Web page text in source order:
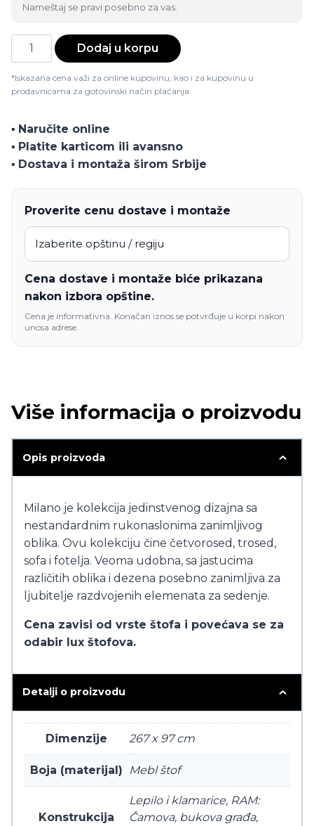
Nameštaj se pravi posebno za vas.
Četvorosed
Milano
D
količina
Dodaj u korpu
*Iskazana cena važi za online kupovinu, kao i za kupovinu u
prodavnicama za gotovinski način plaćanja
▪️ Naručite online
▪️ Platite karticom ili avansno
▪️ Dostava i montaža širom Srbije
Proverite cenu dostave i montaže
Cena dostave i montaže biće prikazana
nakon izbora opštine.
Cena je informativna. Konačan iznos se potvrđuje u korpi nakon
unosa adrese.
Više informacija o proizvodu
Opis proizvoda
Milano je kolekcija jedinstvenog dizajna sa
nestandardnim rukonaslonima zanimljivog
oblika. Ovu kolekciju čine četvorosed, trosed,
sofa i fotelja. Veoma udobna, sa jastucima
različitih oblika i dezena posebno zanimljiva za
ljubitelje razdvojenih elemenata za sedenje.
Cena zavisi od vrste štofa i povećava se za
odabir lux štofova.
Detalji o proizvodu
Dimenzije 267 x 97 cm
Boja (materijal) Mebl štof
Konstrukcija
Lepilo i klamarice, RAM:
Čamova, bukova građa,